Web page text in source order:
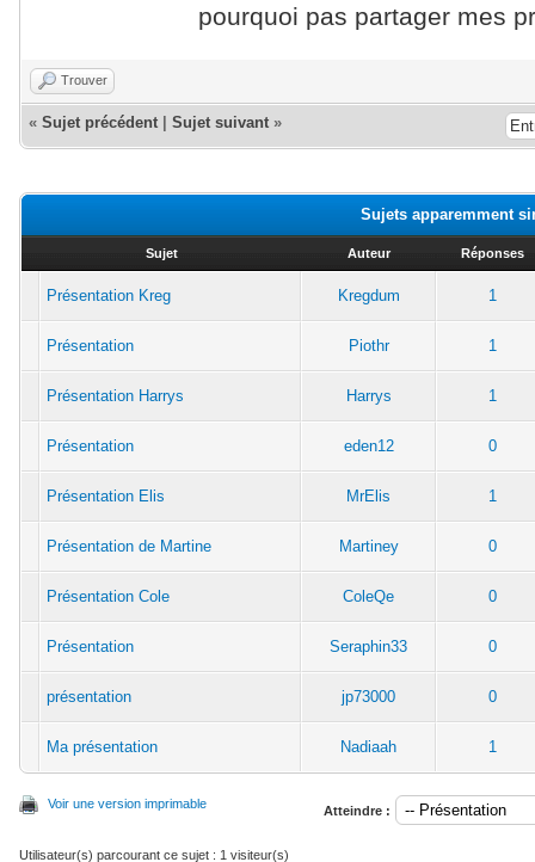
pourquoi pas partager mes
Trouver
« Sujet précédent Sujet suivant »
Sujets apparemment
Sujet Auteur Réponses
Présentation Kreg Kregdum 1
Présentation Piothr 1
Présentation Harrys Harrys 1
Présentation eden12 0
Présentation Elis MrElis 1
Présentation de Martine Martiney 0
Présentation Cole ColeQe 0
Présentation Seraphin33 0
présentation jp73000 0
Ma présentation Nadiaah 1
Voir une version imprimable Atteindre :
Utilisateur(s) parcourant ce sujet : 1 visiteur(s)